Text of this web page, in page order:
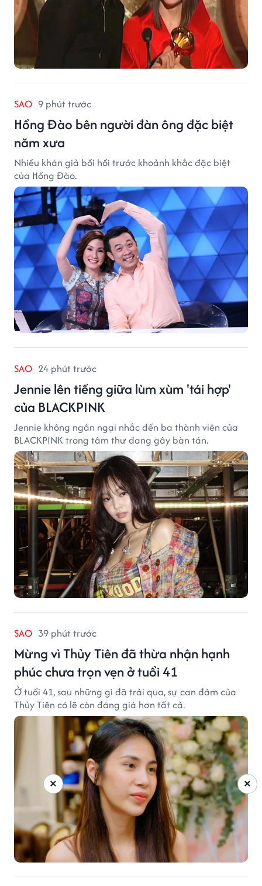
SAO 9 phút trước
Hồng Đào bên người đàn ông đặc biệt
năm xưa
Nhiều khán giả bồi hồi trước khoảnh khắc đặc biệt
của Hồng Đào.
SAO 24 phút trước
Jennie lên tiếng giữa lùm xùm 'tái hợp'
của BLACKPINK
Jennie không ngần ngại nhắc đến ba thành viên của
BLACKPINK trong tâm thư đang gây bàn tán.
SAO 39 phút trước
Mừng vì Thủy Tiên đã thừa nhận hạnh
phúc chưa trọn vẹn ở tuổi 41
Ở tuổi 41, sau những gì đã trải qua, sự can đảm của
Thủy Tiên có lẽ còn đáng giá hơn tất cả.
×
×